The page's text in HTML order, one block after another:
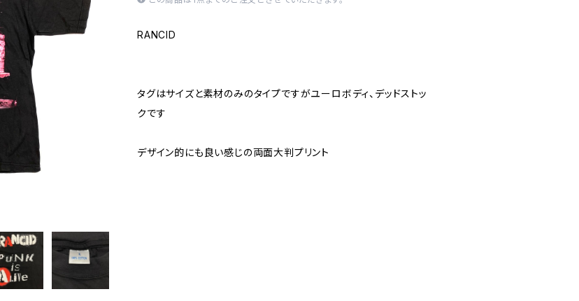
RANCID
タグはサイズと素材のみのタイプですがユーロボディ、デッドストッ
クです
デザイン的にも良い感じの両面大判プリント